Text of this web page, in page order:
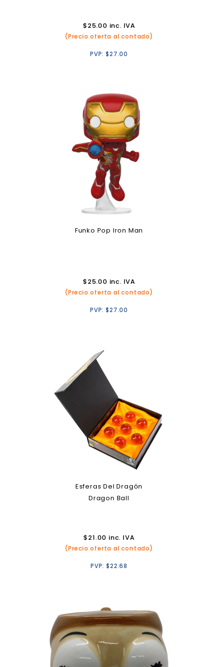
$25.00 inc. IVA
(Precio oferta al contado)
PVP:$27.00
Funko Pop Iron Man
$25.00 inc. IVA
(Precio oferta al contado)
PVP:$27.00
Esferas Del Dragón
Dragon Ball
$21.00 inc. IVA
(Precio oferta al contado)
PVP:$22.68